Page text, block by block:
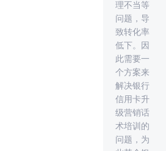
理不当等
问题，导
致转化率
低下。因
此需要一
个方案来
解决银行
信用卡升
级营销话
术培训的
问题，为